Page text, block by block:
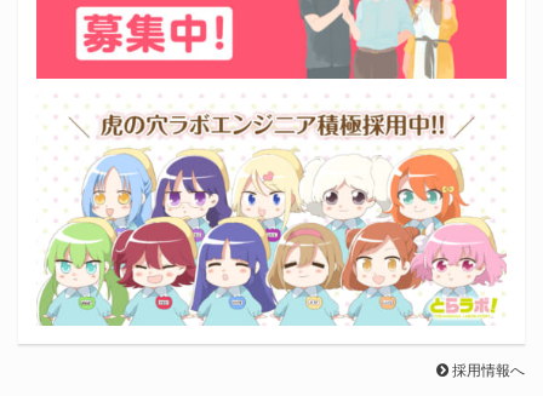
採用情報へ